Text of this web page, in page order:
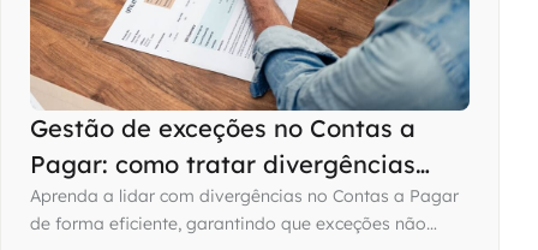
Gestão de exceções no Contas a
Pagar: como tratar divergências
sem travar o ciclo
Aprenda a lidar com divergências no Contas a Pagar
de forma eficiente, garantindo que exceções não